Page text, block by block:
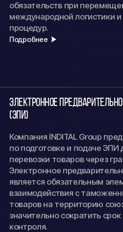
обязательств при
международной логистики
процедур.
Подробнее
Электронное
(ЭПИ)
Компания INDITAL Group
по подготовке и подаче
перевозки товаров через
Электронное
является обязательным
взаимодействия с
товаров на территорию
значительно сократить
контроля.